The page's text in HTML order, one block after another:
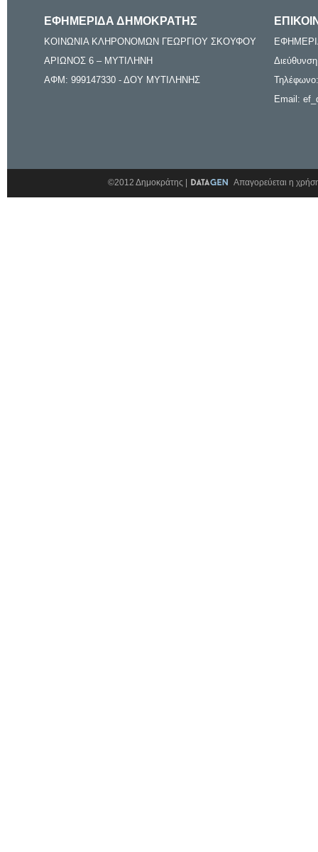
ΕΦΗΜΕΡΙΔΑ ΔΗΜΟΚΡΑΤΗΣ
ΚΟΙΝΩΝΙΑ ΚΛΗΡΟΝΟΜΩΝ ΓΕΩΡΓΙΟΥ ΣΚΟΥΦΟΥ
ΑΡΙΩΝΟΣ 6 – ΜΥΤΙΛΗΝΗ
ΑΦΜ: 999147330 - ΔΟΥ ΜΥΤΙΛΗΝΗΣ
Email:
©2012 Δημοκράτης | Απαγορεύεται η